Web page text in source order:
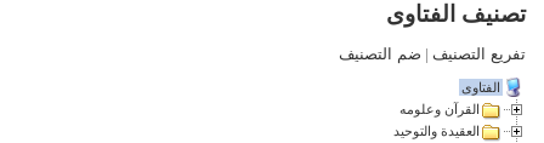
تصنيف الفتاوى
تفريع التصنيف | ضم التصنيف
الفتاوى
القرآن وعلومه
العقيدة والتوحيد